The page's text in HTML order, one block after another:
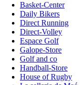
Basket-Center
Daily Bikers
Direct Running
Direct-Volley
Espace Golf
Galope-Store
Golf and co
Handball-Store
House of Rugby